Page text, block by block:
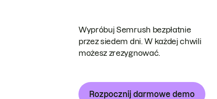
Wypróbuj Semrush bezpłatnie
przez siedem dni. W każdej chwili
możesz zrezygnować.
Rozpocznij darmowe demo